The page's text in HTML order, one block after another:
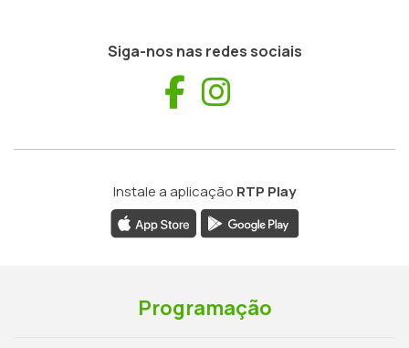
Siga-nos nas redes sociais
Facebook
Instale a aplicação RTP Play
Programação